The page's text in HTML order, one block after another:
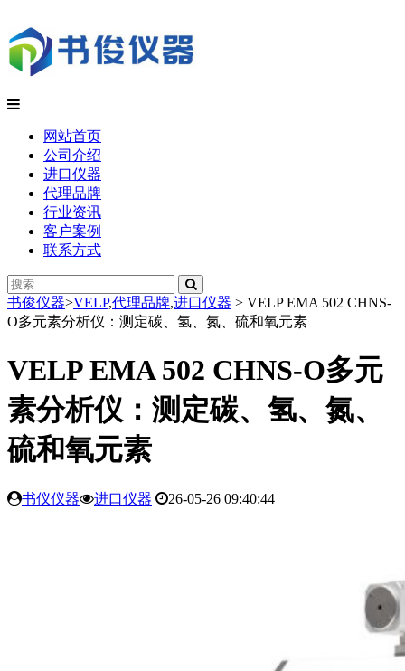
网站首页
公司介绍
进口仪器
代理品牌
行业资讯
客户案例
联系方式
书俊仪器>VELP,代理品牌,进口仪器 > VELP EMA 502 CHNS-
O多元素分析仪：测定碳、氢、氮、硫和氧元素
VELP EMA 502 CHNS-O多元
素分析仪：测定碳、氢、氮、
硫和氧元素
书仪仪器 进口仪器 26-05-26 09:40:44